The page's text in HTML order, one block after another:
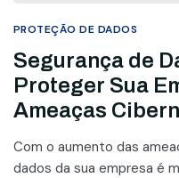
PROTEÇÃO DE DADOS
Segurança de
Proteger Sua
Ameaças
Com o aumento das
dados da sua empresa é